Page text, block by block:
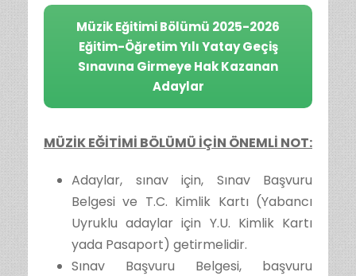
Müzik Eğitimi Bölümü 2025-2026
Eğitim-Öğretim Yılı Yatay Geçiş
Sınavına Girmeye Hak Kazanan
Adaylar
MÜZİK EĞİTİMİ BÖLÜMÜ İÇİN ÖNEMLİ NOT:
Adaylar, sınav için, Sınav Başvuru
Belgesi ve T.C. Kimlik Kartı (Yabancı
Uyruklu adaylar için Y.U. Kimlik Kartı
yada Pasaport) getirmelidir.
Sınav Başvuru Belgesi, başvuru